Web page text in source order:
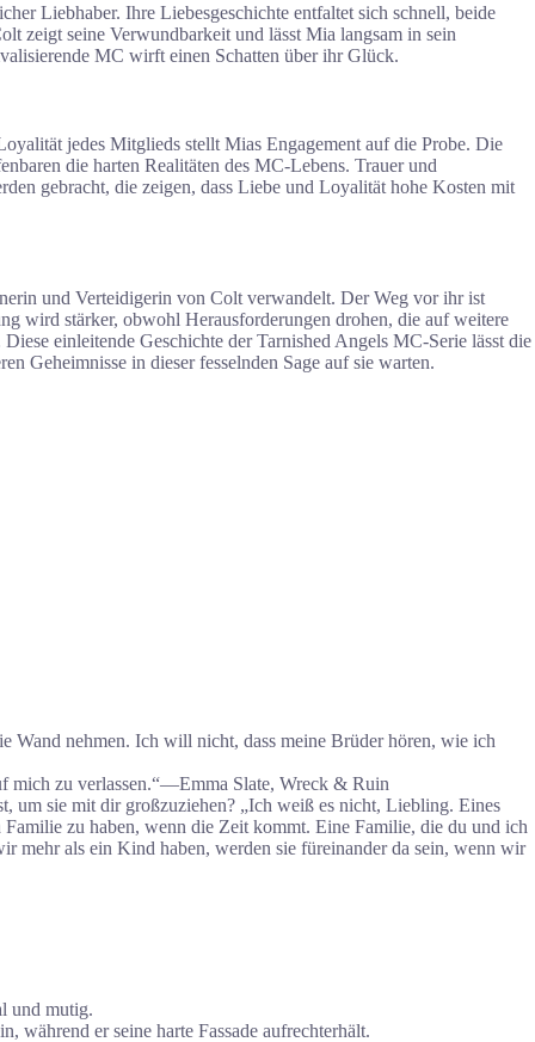
Liebhaber. Ihre Liebesgeschichte entfaltet sich schnell, beide
zeigt seine Verwundbarkeit und lässt Mia langsam in sein
MC wirft einen Schatten über ihr Glück.
jedes Mitglieds stellt Mias Engagement auf die Probe. Die
die harten Realitäten des MC-Lebens. Trauer und
gebracht, die zeigen, dass Liebe und Loyalität hohe Kosten mit
und Verteidigerin von Colt verwandelt. Der Weg vor ihr ist
wird stärker, obwohl Herausforderungen drohen, die auf weitere
einleitende Geschichte der Tarnished Angels MC-Serie lässt die
Geheimnisse in dieser fesselnden Sage auf sie warten.
nehmen. Ich will nicht, dass meine Brüder hören, wie ich
mich zu verlassen.“—Emma Slate, Wreck & Ruin
um sie mit dir großzuziehen? „Ich weiß es nicht, Liebling. Eines
zu haben, wenn die Zeit kommt. Eine Familie, die du und ich
mehr als ein Kind haben, werden sie füreinander da sein, wenn wir
und mutig.
während er seine harte Fassade aufrechterhält.